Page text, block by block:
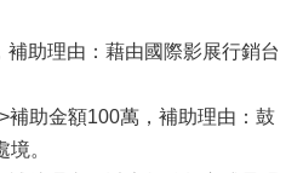
助理由：藉由國際影展行銷台
助金額100萬，補助理由：鼓
。